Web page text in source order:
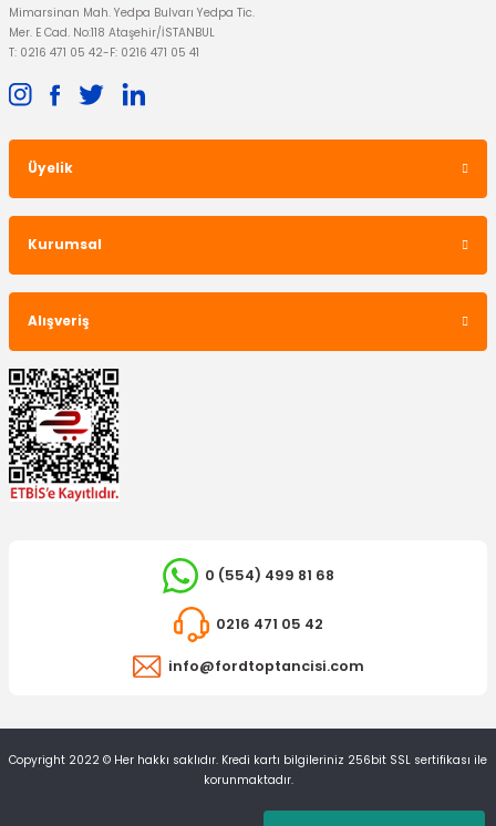
Mimarsinan Mah. Yedpa Bulvarı Yedpa Tic.
Mer. E Cad. No:118 Ataşehir/İSTANBUL
T: 0216 471 05 42-F: 0216 471 05 41
Üyelik
Kurumsal
Alışveriş
0 (554) 499 81 68
0216 471 05 42
info@fordtoptancisi.com
Copyright 2022 © Her hakkı saklıdır. Kredi kartı bilgileriniz 256bit SSL sertifikası ile
korunmaktadır.